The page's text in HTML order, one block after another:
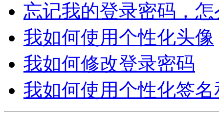
忘记我的登录密码，
我如何使用个性化头像
我如何修改登录密码
我如何使用个性化签